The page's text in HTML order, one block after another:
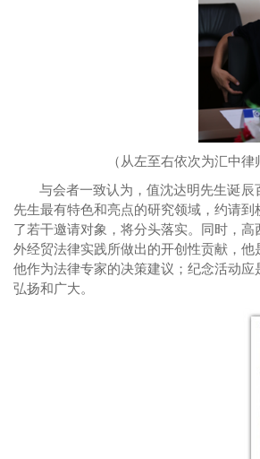
（从左至右依次为汇中
与会者一致认为，值沈达明先生诞辰
先生最有特色和亮点的研究领域，约请到
了若干邀请对象，将分头落实。
同时 ， 高
外经贸法律实践所做出的开创性贡献 ，
他作为法律专家的决策建议 ； 纪念活动应
弘扬和广大。